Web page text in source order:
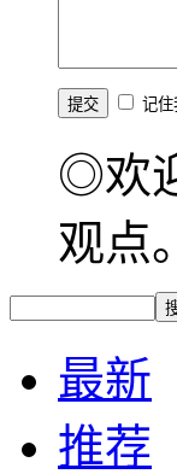
记住
◎欢
观点。
最新
推荐